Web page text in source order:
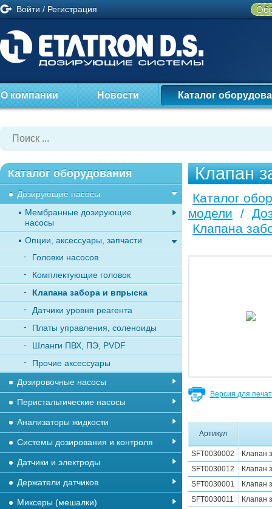
Войти / Регистрация
О компании Новости Каталог
Клапан
Каталог
модели
/
Клапана
Версия для
Артикул
SFT0030002
Клапан
SFT0030012
Клапан
SFT0030001
Клапан
SFT0030011
Клапан
Каталог оборудования
Дозирующие насосы
Мембранные дозирующие
насосы
Опции, аксессуары, запчасти
Головки насосов
Комплектующие головок
Клапана забора и впрыска
Датчики уровня реагента
Платы управления, соленоиды
Шланги ПВХ, ПЭ, PVDF
Прочие аксессуары
Дозировочные насосы
Перистальтические насосы
Анализаторы жидкости
Системы дозирования и контроля
Датчики и электроды
Держатели датчиков
Миксеры (мешалки)